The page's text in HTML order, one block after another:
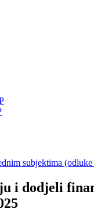
subjektima
i dodjeli